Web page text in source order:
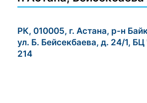
РК, 010005, г. Астана, р-н
ул. Б. Бейсекбаева, д. 24/1,
214